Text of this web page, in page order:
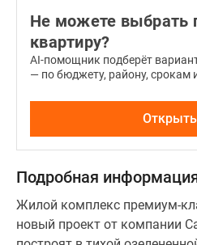
Не можете выбрать
квартиру?
AI-помощник подберёт
— по бюджету, району, срокам
Подробная
Жилой комплекс премиум-
новый проект от компании